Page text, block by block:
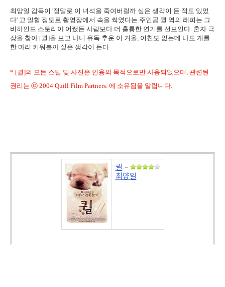
최양일 감독이 '정말로 이 녀석을 죽여버릴까 싶은 생각이 든 적도 있었
다' 고 말할 정도로 촬영장에서 속을 썩였다는 주인공 퀼 역의 래피는 그
비하인드 스토리야 어쨌든 사람보다 더 훌륭한 연기를 선보인다. 혼자 극
장을 찾아 [퀼]을 보고 나니 유독 추운 이 겨울, 여친도 없는데 나도 개를
한 마리 키워볼까 싶은 생각이 든다.
* [퀼]의 모든 스틸 및 사진은 인용의 목적으로만 사용되었으며, 관련된
권리는 ⓒ 2004 Quill Film Partners. 에 소유됨을 알립니다.
퀼 -
최양일